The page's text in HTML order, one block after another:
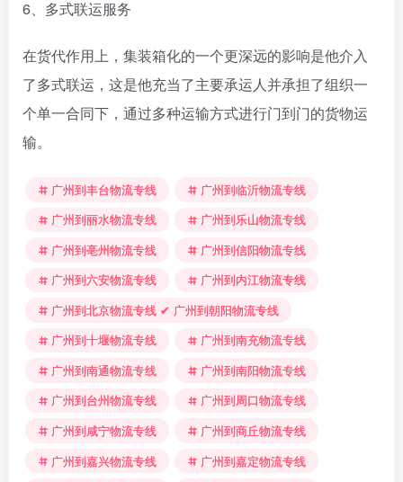
6、多式联运服务
在货代作用上，集装箱化的一个更深远的影响是他介入
了多式联运，这是他充当了主要承运人并承担了组织一
个单一合同下，通过多种运输方式进行门到门的货物运
输。
广州到丰台物流专线
广州到临沂物流专线
广州到丽水物流专线
广州到乐山物流专线
广州到亳州物流专线
广州到信阳物流专线
广州到六安物流专线
广州到内江物流专线
广州到北京物流专线 ✔ 广州到朝阳物流专线
广州到十堰物流专线
广州到南充物流专线
广州到南通物流专线
广州到南阳物流专线
广州到台州物流专线
广州到周口物流专线
广州到咸宁物流专线
广州到商丘物流专线
广州到嘉兴物流专线
广州到嘉定物流专线